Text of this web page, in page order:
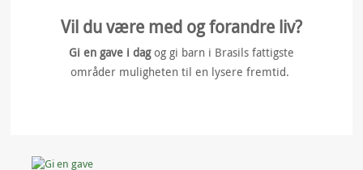
Vil du være med og forandre liv?
Gi en gave i dagog gi barn i Brasils fattigste
områder muligheten til en lysere fremtid.